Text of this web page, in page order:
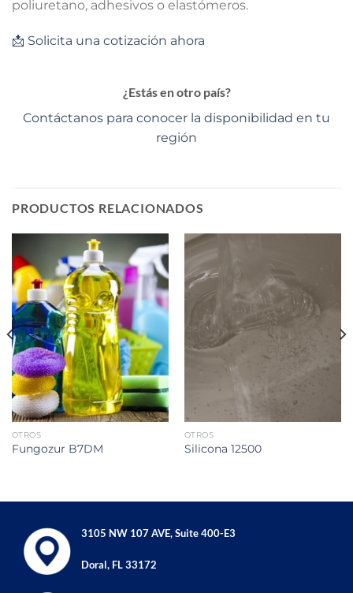
poliuretano, adhesivos o elastómeros.
📩 Solicita una cotización ahora
¿Estás en otro país?
Contáctanos para conocer la disponibilidad en tu
región
PRODUCTOS RELACIONADOS
OTROS
Fungozur B7DM
OTROS
Silicona 12500
3105 NW 107 AVE, Suite 400-E3
Doral, FL 33172